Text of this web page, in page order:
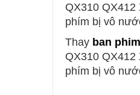
QX310
phím bị vô
Thay ban
QX310
phím bị vô